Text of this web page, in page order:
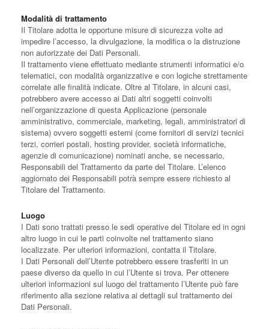
Modalità di trattamento
Il Titolare adotta le opportune misure di sicurezza volte ad
impedire l’accesso, la divulgazione, la modifica o la distruzione
non autorizzate dei Dati Personali.
Il trattamento viene effettuato mediante strumenti informatici e/o
telematici, con modalità organizzative e con logiche strettamente
correlate alle finalità indicate. Oltre al Titolare, in alcuni casi,
potrebbero avere accesso ai Dati altri soggetti coinvolti
nell’organizzazione di questa Applicazione (personale
amministrativo, commerciale, marketing, legali, amministratori di
sistema) ovvero soggetti esterni (come fornitori di servizi tecnici
terzi, corrieri postali, hosting provider, società informatiche,
agenzie di comunicazione) nominati anche, se necessario,
Responsabili del Trattamento da parte del Titolare. L’elenco
aggiornato dei Responsabili potrà sempre essere richiesto al
Titolare del Trattamento.
Luogo
I Dati sono trattati presso le sedi operative del Titolare ed in ogni
altro luogo in cui le parti coinvolte nel trattamento siano
localizzate. Per ulteriori informazioni, contatta il Titolare.
I Dati Personali dell’Utente potrebbero essere trasferiti in un
paese diverso da quello in cui l’Utente si trova. Per ottenere
ulteriori informazioni sul luogo del trattamento l’Utente può fare
riferimento alla sezione relativa ai dettagli sul trattamento dei
Dati Personali.